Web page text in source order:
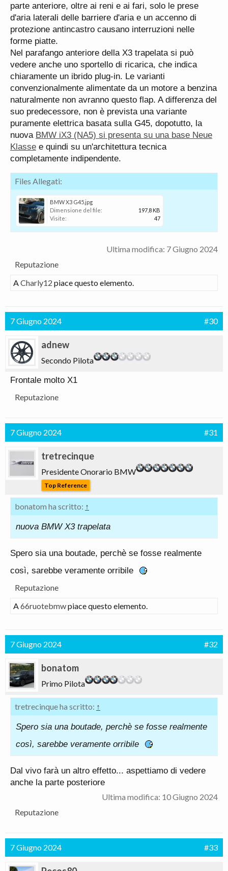
parte anteriore, oltre ai reni e ai fari, solo le prese
d'aria laterali delle barriere d'aria e un accenno di
protezione antincastro causano interruzioni nelle
forme piatte.
Nel parafango anteriore della X3 trapelata si può
vedere anche uno sportello di ricarica, che indica
chiaramente un ibrido plug-in. Le varianti
convenzionalmente alimentate da un motore a benzina
naturalmente non avranno questo flap. A differenza del
suo predecessore, non è prevista una variante
puramente elettrica basata sulla G45, dopotutto, la
nuova BMW iX3 (NA5) si presenta su una base Neue
Klasse e quindi su un'architettura tecnica
completamente indipendente.
Files Allegati:
BMW X3 G45.jpg
Dimensione del file:
197,8 KB
Visite:
47
Ultima modifica: 7 Giugno 2024
Reputazione
ACharly12 piace questo elemento.
7 Giugno 2024 #30
adnew
Secondo Pilota
Frontale molto X1
Reputazione
7 Giugno 2024 #31
tretrecinque
Presidente Onorario BMW
Top Reference
bonatom ha scritto: ↑
nuova BMW X3 trapelata
Spero sia una boutade, perchè se fosse realmente
così, sarebbe veramente orribile
Reputazione
A66ruotebmwpiace questo elemento.
7 Giugno 2024 #32
bonatom
Primo Pilota
tretrecinque ha scritto: ↑
Spero sia una boutade, perchè se fosse realmente
così, sarebbe veramente orribile
Dal vivo farà un altro effetto... aspettiamo di vedere
anche la parte posteriore
Ultima modifica: 10 Giugno 2024
Reputazione
7 Giugno 2024 #33